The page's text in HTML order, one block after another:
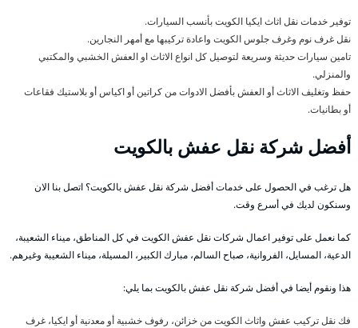
توفير خدمات نقل اثاث ايكيا الكويت بأنسب السيارات.
نقل غرف نوم وغرف جلوس الكويت واعادة تركيبها مع أمهر النجارين.
تامين سيارات حديثة وسريعة لتوصيل كل انواع الاثاث او العفش الخشبي والمكتبي
والمنزلي.
حفظ وتغليف الاثاث أو العفش بأفضل الادوات من كراتين أو اكياس أو بلاستيك فقاعات
أو بطانيات.
أفضل شركة نقل عفش بالكويت
هل ترغب في الحصول على خدمات أفضل شركة نقل عفش بالكويت؟ اتصل بنا الان
وسنكون لديك في أسرع وقت.
كما نعمل على توفير اعمال شركات نقل عفش الكويت في كل المناطق، ميناء الشعيبة،
الدعية، المسايل، الفروانية، صباح السالم، مبارك الكبير، المسيلة، ميناء الشعيبة وغيرهم.
هذا ونقوم أيضا في أفضل شركة نقل عفش بالكويت بما يلي:
فك نقل تركيب عفش واثاث الكويت من خزائن، رفوف خشبية أو معدنية أو ايكيا، غرف